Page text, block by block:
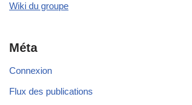
Wiki du groupe
Méta
Connexion
Flux des publications